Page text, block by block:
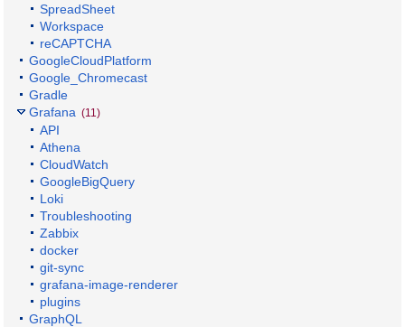
SpreadSheet
Workspace
reCAPTCHA
GoogleCloudPlatform
Google_Chromecast
Gradle
Grafana (11)
API
Athena
CloudWatch
GoogleBigQuery
Loki
Troubleshooting
Zabbix
docker
git-sync
grafana-image-renderer
plugins
GraphQL